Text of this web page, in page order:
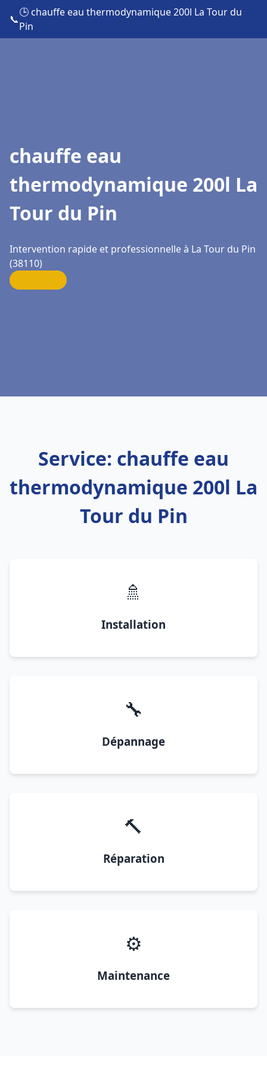
📞
🕒 chauffe eau thermodynamique 200l La Tour du
Pin
chauffe eau
thermodynamique 200l La
Tour du Pin
Intervention rapide et professionnelle à La Tour du Pin
(38110)
Service: chauffe eau
thermodynamique 200l La
Tour du Pin
🚿
Installation
🔧
Dépannage
🔨
Réparation
⚙️
Maintenance